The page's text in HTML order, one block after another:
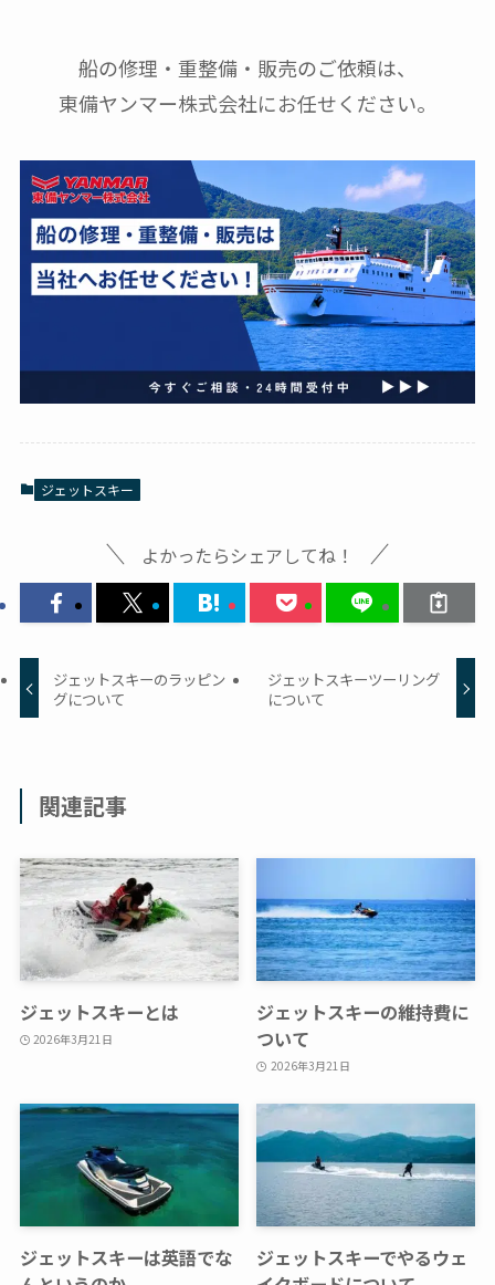
船の修理・重整備・販売のご依頼は、
東備ヤンマー株式会社にお任せください。
ジェットスキー
よかったらシェアしてね！
ジェットスキーのラッピン
グについて
ジェットスキーツーリング
について
関連記事
ジェットスキーとは
2026年3月21日
ジェットスキーの維持費に
ついて
2026年3月21日
ジェットスキーは英語でな
ジェットスキーでやるウェ